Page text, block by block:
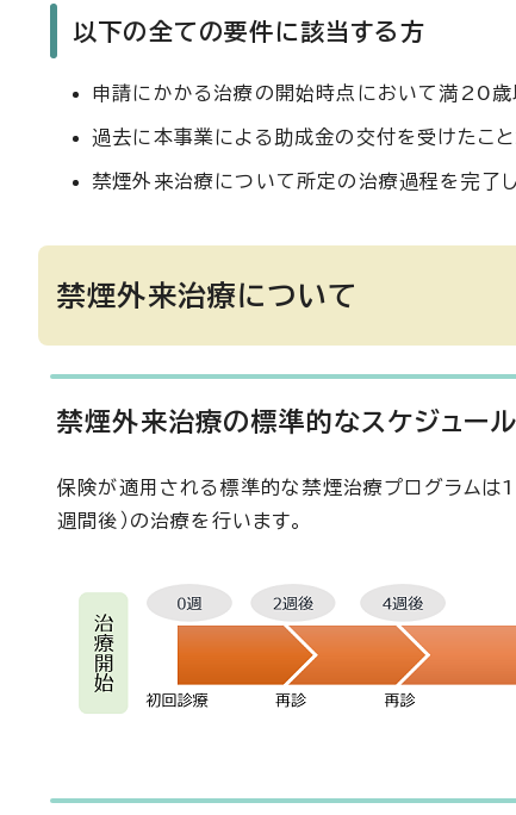
以下の全ての要件に該当する方
申請にかかる治療の開始時点において満20歳
過去に本事業による助成金の交付を受けたこ
禁煙外来治療について所定の治療過程を完了
禁煙外来治療について
禁煙外来治療の標準的なスケジュール
保険が適用される標準的な禁煙治療プログラムは
週間後）の治療を行います。